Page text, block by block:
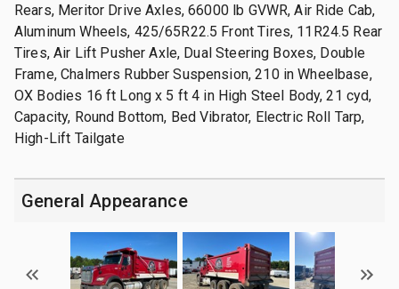
Rears, Meritor Drive Axles, 66000 lb GVWR, Air Ride Cab,
Aluminum Wheels, 425/65R22.5 Front Tires, 11R24.5 Rear
Tires, Air Lift Pusher Axle, Dual Steering Boxes, Double
Frame, Chalmers Rubber Suspension, 210 in Wheelbase,
OX Bodies 16 ft Long x 5 ft 4 in High Steel Body, 21 cyd,
Capacity, Round Bottom, Bed Vibrator, Electric Roll Tarp,
High-Lift Tailgate
General Appearance